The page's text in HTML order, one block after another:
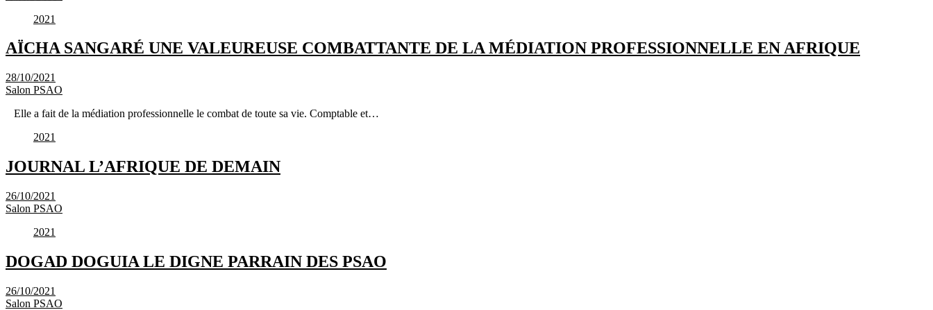
2021
AÏCHA SANGARÉ UNE VALEUREUSE COMBATTANTE DE LA MÉDIATION PROFESSIONNELLE EN AFRIQUE
28/10/2021
Salon PSAO
Elle a fait de la médiation professionnelle le combat de toute sa vie. Comptable et…
2021
JOURNAL L’AFRIQUE DE DEMAIN
26/10/2021
Salon PSAO
2021
DOGAD DOGUIA LE DIGNE PARRAIN DES PSAO
26/10/2021
Salon PSAO